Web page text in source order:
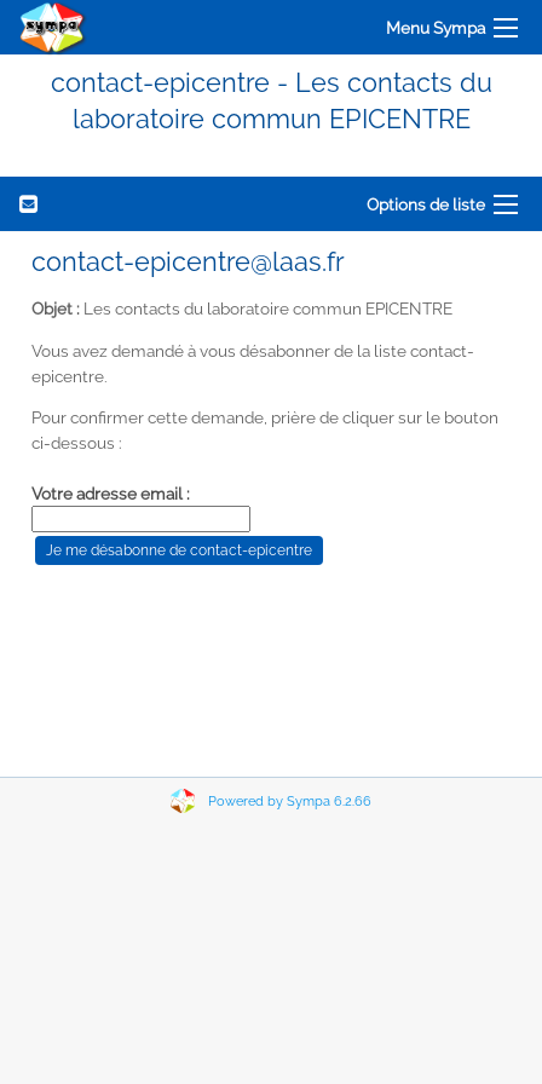
Menu Sympa
contact-epicentre - Les contacts du
laboratoire commun EPICENTRE
Options de liste
contact-epicentre@laas.fr
Objet : Les contacts du laboratoire commun EPICENTRE
Vous avez demandé à vous désabonner de la liste contact-
epicentre.
Pour confirmer cette demande, prière de cliquer sur le bouton
ci-dessous :
Votre adresse email :
Powered by Sympa 6.2.66